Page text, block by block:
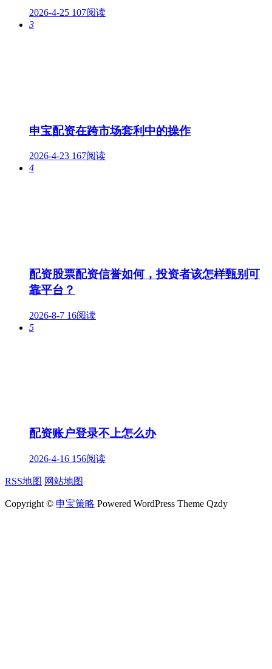
2026-4-25 107阅读
3
申宝配资在跨市场套利中的操作
2026-4-23 167阅读
4
配资股票配资信誉如何，投资者该怎样甄别可
靠平台？
2026-8-7 16阅读
5
配资账户登录不上怎么办
2026-4-16 156阅读
RSS地图 网站地图
Copyright © 申宝策略 Powered WordPress Theme Qzdy